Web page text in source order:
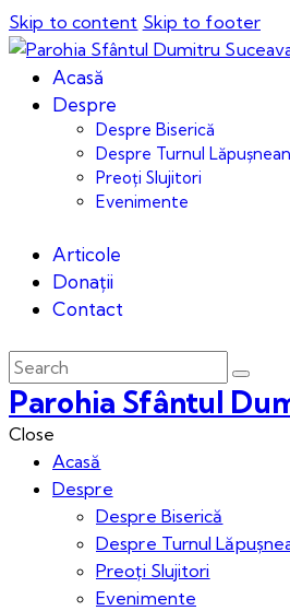
Skip to content Skip to footer
Acasă
Despre
Despre Biserică
Despre Turnul
Preoți Slujitori
Evenimente
Articole
Donații
Contact
Parohia Sfântul
Close
Acasă
Despre
Despre Biserică
Despre Turnul
Preoți Slujitori
Evenimente